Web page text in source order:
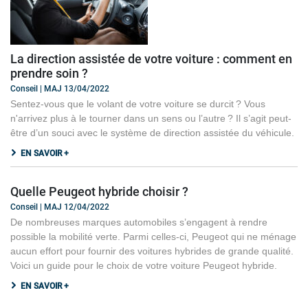
La direction assistée de votre voiture : comment en
prendre soin ?
Conseil | MAJ 13/04/2022
Sentez-vous que le volant de votre voiture se durcit ? Vous
n'arrivez plus à le tourner dans un sens ou l’autre ? Il s’agit peut-
être d’un souci avec le système de direction assistée du véhicule.
EN SAVOIR +
Quelle Peugeot hybride choisir ?
Conseil | MAJ 12/04/2022
De nombreuses marques automobiles s’engagent à rendre
possible la mobilité verte. Parmi celles-ci, Peugeot qui ne ménage
aucun effort pour fournir des voitures hybrides de grande qualité.
Voici un guide pour le choix de votre voiture Peugeot hybride.
EN SAVOIR +